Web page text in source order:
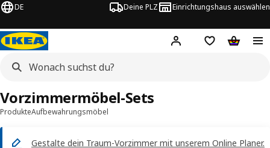
DE Deine PLZ Einrichtungshaus auswählen
Hej! Jetzt anmelden.
Einkaufsliste
ProdukteAufbewahrungsmöbel
Gestalte dein Traum-Vorzimmer mit unserem Online Planer.
Vorzimmermöbel-Sets